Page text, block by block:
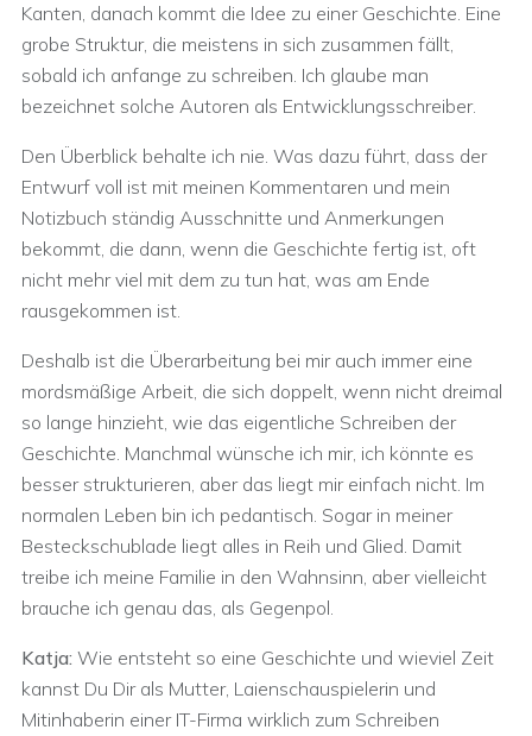
Kanten, danach kommt die Idee zu einer Geschichte. Eine
grobe Struktur, die meistens in sich zusammen fällt,
sobald ich anfange zu schreiben. Ich glaube man
bezeichnet solche Autoren als Entwicklungsschreiber.
Den Überblick behalte ich nie. Was dazu führt, dass der
Entwurf voll ist mit meinen Kommentaren und mein
Notizbuch ständig Ausschnitte und Anmerkungen
bekommt, die dann, wenn die Geschichte fertig ist, oft
nicht mehr viel mit dem zu tun hat, was am Ende
rausgekommen ist.
Deshalb ist die Überarbeitung bei mir auch immer eine
mordsmäßige Arbeit, die sich doppelt, wenn nicht dreimal
so lange hinzieht, wie das eigentliche Schreiben der
Geschichte. Manchmal wünsche ich mir, ich könnte es
besser strukturieren, aber das liegt mir einfach nicht. Im
normalen Leben bin ich pedantisch. Sogar in meiner
Besteckschublade liegt alles in Reih und Glied. Damit
treibe ich meine Familie in den Wahnsinn, aber vielleicht
brauche ich genau das, als Gegenpol.
Katja: Wie entsteht so eine Geschichte und wieviel Zeit
kannst Du Dir als Mutter, Laienschauspielerin und
Mitinhaberin einer IT-Firma wirklich zum Schreiben